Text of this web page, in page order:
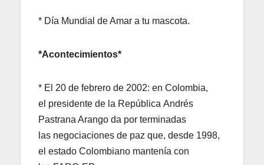
* Día Mundial de Amar a tu mascota.
*Acontecimientos*
* El 20 de febrero de 2002: en Colombia,
el presidente de la República Andrés
Pastrana Arango da por terminadas
las negociaciones de paz que, desde 1998,
el estado Colombiano mantenía con